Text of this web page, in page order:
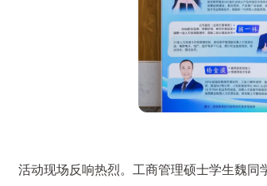
活动现场反响热烈。工商管理硕士学生魏同